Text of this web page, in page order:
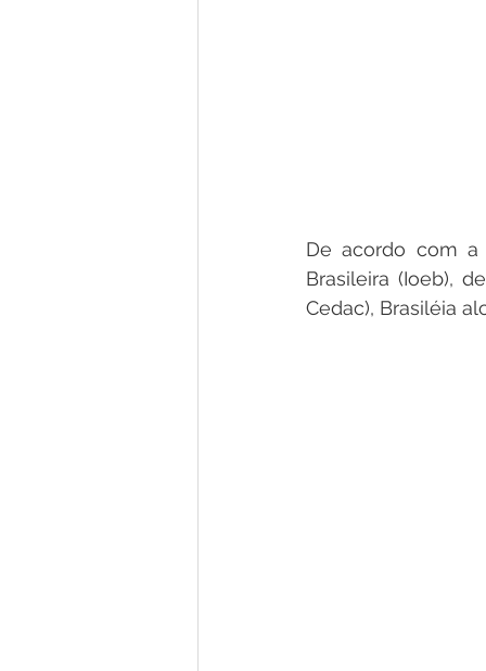
De acordo com a
Brasileira (Ioeb),
Cedac), Brasiléia